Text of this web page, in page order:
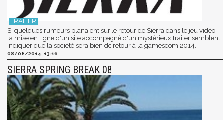
Si quelques rumeurs planaient sur le retour de Sierra dans le jeu vidéo,
la mise en ligne d'un site accompagné d'un mystérieux trailer semblent
indiquer que la société sera bien de retour à la gamescom 2014.
08/08/2014, 13:16
SIERRA SPRING BREAK 08